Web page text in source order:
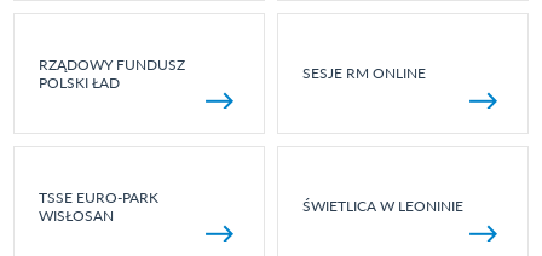
RZĄDOWY FUNDUSZ
POLSKI ŁAD
SESJE RM ONLINE
TSSE EURO-PARK
WISŁOSAN
ŚWIETLICA W LEONINIE